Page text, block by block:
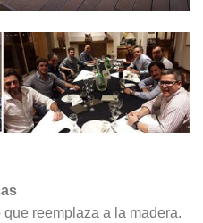
reemplaza a la madera.